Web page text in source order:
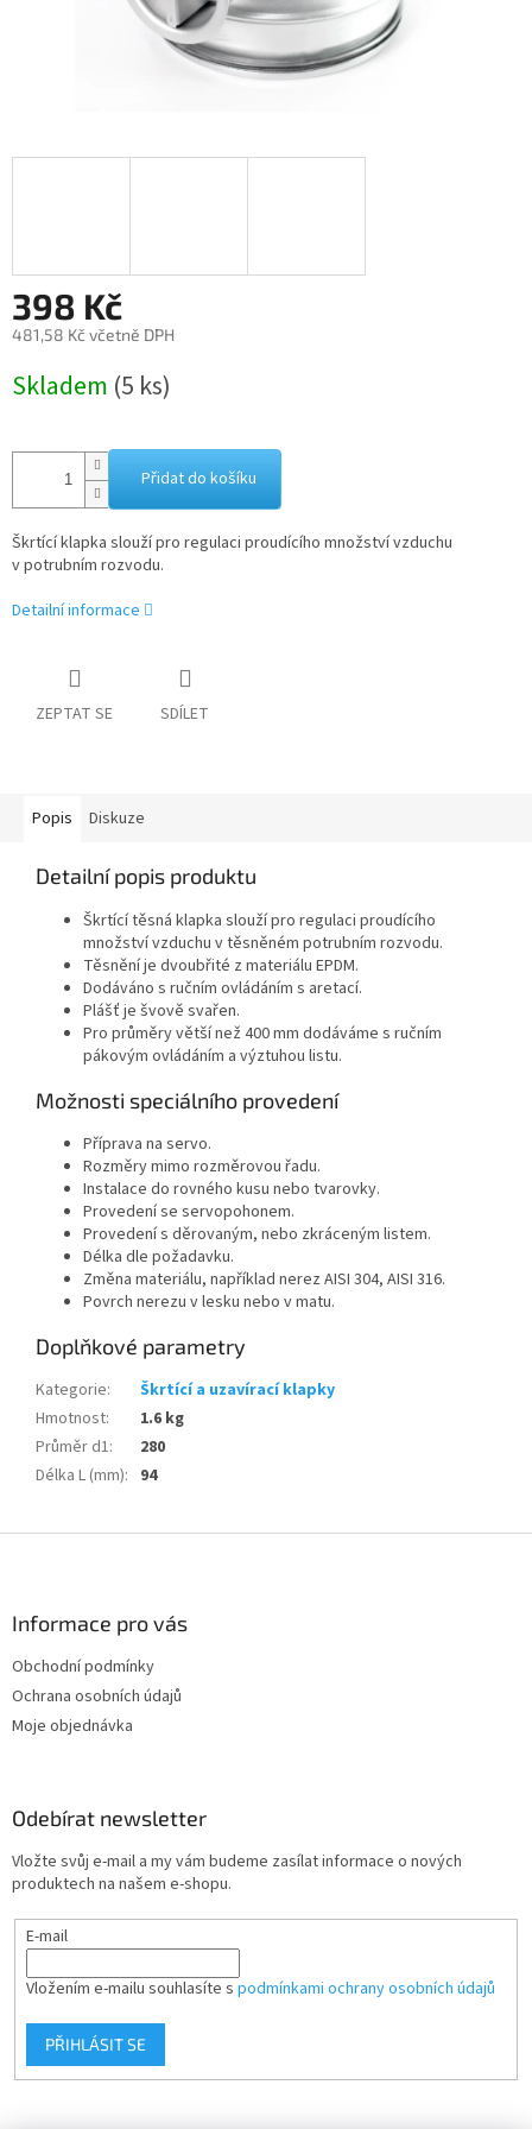
398 Kč
481,58 Kč včetně DPH
cena:
Skladem (5 ks)
Přidat do košíku
Škrtící klapka slouží pro regulaci proudícího množství vzduchu
v potrubním rozvodu.
Detailní informace
ZEPTAT SE SDÍLET
Popis Diskuze
Detailní popis produktu
Škrtící těsná klapka slouží pro regulaci proudícího
množství vzduchu v těsněném potrubním rozvodu.
Těsnění je dvoubřité z materiálu EPDM.
Dodáváno s ručním ovládáním s aretací.
Plášť je švově svařen.
Pro průměry větší než 400 mm dodáváme s ručním
pákovým ovládáním a výztuhou listu.
Možnosti speciálního provedení
Příprava na servo.
Rozměry mimo rozměrovou řadu.
Instalace do rovného kusu nebo tvarovky.
Provedení se servopohonem.
Provedení s děrovaným, nebo zkráceným listem.
Délka dle požadavku.
Změna materiálu, například nerez AISI 304, AISI 316.
Povrch nerezu v lesku nebo v matu.
Doplňkové parametry
Kategorie:
Škrtící a uzavírací klapky
Hmotnost:
1.6 kg
Průměr d1:
280
Délka L (mm): 94
Informace pro vás
Obchodní podmínky
Ochrana osobních údajů
Moje objednávka
Odebírat newsletter
Vložte svůj e-mail a my vám budeme zasílat informace o nových
produktech na našem e-shopu.
E-mail
Vložením e-mailu souhlasíte s podmínkami ochrany osobních údajů
PŘIHLÁSIT SE